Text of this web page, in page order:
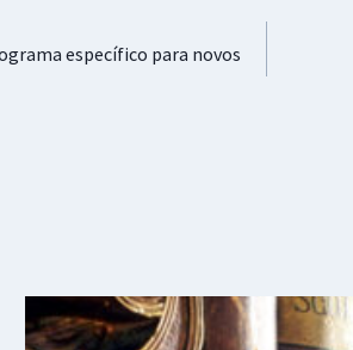
específico para novos